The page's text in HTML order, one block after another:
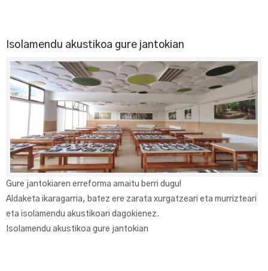
Isolamendu akustikoa gure jantokian
Gure jantokiaren erreforma amaitu berri dugu!
Aldaketa ikaragarria, batez ere zarata xurgatzeari eta murrizteari
eta isolamendu akustikoari dagokienez.
Isolamendu akustikoa gure jantokian